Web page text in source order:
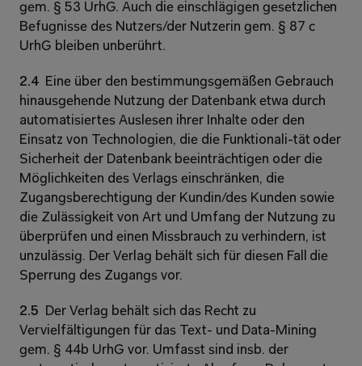
gem. § 53 UrhG. Auch die einschlägigen gesetzlichen
Befugnisse des Nutzers/der Nutzerin gem. § 87 c
UrhG bleiben unberührt.
2.4 Eine über den bestimmungsgemäßen Gebrauch
hinausgehende Nutzung der Datenbank etwa durch
automatisiertes Auslesen ihrer Inhalte oder den
Einsatz von Technologien, die die Funktionali-tät oder
Sicherheit der Datenbank beeinträchtigen oder die
Möglichkeiten des Verlags einschränken, die
Zugangsberechtigung der Kundin/des Kunden sowie
die Zulässigkeit von Art und Umfang der Nutzung zu
überprüfen und einen Missbrauch zu verhindern, ist
unzulässig. Der Verlag behält sich für diesen Fall die
Sperrung des Zugangs vor.
2.5
Der Verlag behält sich das Recht zu
Vervielfältigungen für das Text- und Data-Mining
gem. § 44b UrhG vor. Umfasst sind insb. der